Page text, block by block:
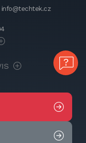
info@techtek.cz